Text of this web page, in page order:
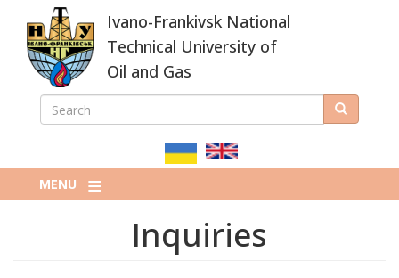
main
content
Ivano-Frankivsk National
Technical University of
Oil and Gas
ПОШУКОВА
SEARCH Search
MENU
Inquiries